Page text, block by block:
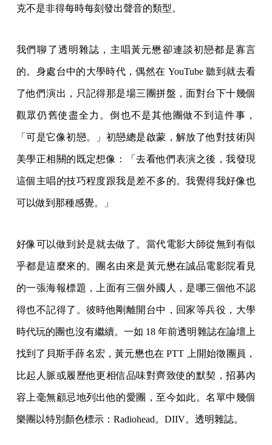
克不是非得每時每刻發出聲音的類型。
我們聊了透明雜誌，主唱黃元懋卻連談初戀都是寡言
的。身處台中的大學時代，偶然在 YouTube 聽到就去看
了他們演出，只記得那是場三團拼盤，面對台下十幾個
觀眾仍舊使盡全力。倒也不是其他團做不到這件事，
「可是它像初戀。」初戀總是啟蒙，解放了他對技術與
美學正相關的既定想像：「去看他們表演之後，我發現
這個主唱的技巧程度跟我是差不多的。我覺得我好像也
可以做到那種感覺。」
好像可以做到於是就去做了。當代電影大師從無到有似
乎都是這麼來的。團名由來是黃元懋在誠品電影院看見
的一張海報標題，上面有三個外國人，是哪三個他不認
得也不記得了。彼時他剛離開台中，回家等兵役，大學
時代玩的團也沒有繼續。一如 18 年前透明雜誌在論壇上
找到了貝斯手薛名宏，黃元懋也在 PTT 上開始徵團員，
比起人脈或履歷他更相信品味對齊致使的默契，招募內
容上毫無顧忌地列出他的愛團，至今如此。名單中幾個
樂團以特別顏色標示：Radiohead。DIIV。透明雜誌。